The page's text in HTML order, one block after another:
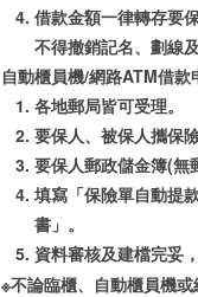
借款金額一律轉存要
不得撤銷記名、劃線
自動櫃員機/網路ATM借款
各地郵局皆可受理。
要保人、被保人攜保
要保人郵政儲金簿(無
填寫「保險單自動提
書」。
資料審核及建檔完妥
※不論臨櫃、自動櫃員機